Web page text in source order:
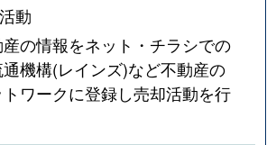
動
の情報をネット・チラシでの
機構(レインズ)など不動産の
ワークに登録し売却活動を行